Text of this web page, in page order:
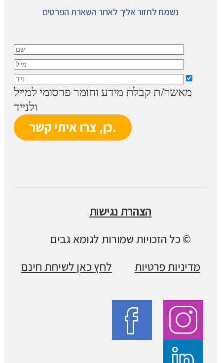
נשמח לחזור אליך לאחר השארת הפרטים
מאשר/ת קבלת מידע וחומר פרסומי למייל
ולנייד
הצהרת נגישות
© כל הזכויות שמורות לגומא גבים
מדיניות פרטיות
לחץ כאן לשיחת חינם